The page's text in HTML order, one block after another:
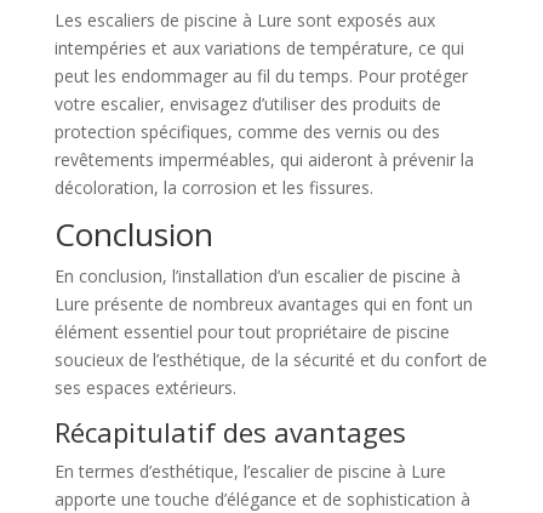
Les escaliers de piscine à Lure sont exposés aux
intempéries et aux variations de température, ce qui
peut les endommager au fil du temps. Pour protéger
votre escalier, envisagez d’utiliser des produits de
protection spécifiques, comme des vernis ou des
revêtements imperméables, qui aideront à prévenir la
décoloration, la corrosion et les fissures.
Conclusion
En conclusion, l’installation d’un escalier de piscine à
Lure présente de nombreux avantages qui en font un
élément essentiel pour tout propriétaire de piscine
soucieux de l’esthétique, de la sécurité et du confort de
ses espaces extérieurs.
Récapitulatif des avantages
En termes d’esthétique, l’escalier de piscine à Lure
apporte une touche d’élégance et de sophistication à